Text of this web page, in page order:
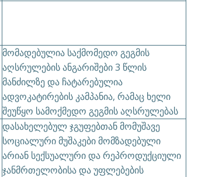
მომადებულია საქმომედო გეგმის
აღსრულების ანგარიშები 3 წლის
მანძილზე და ჩატარებულია
ადვოკატირების კამპანია, რამაც ხელი
შეუწყო სამოქმედო გეგმის აღსრულებას
დასახელებულ ჯგუფებთან მომუშავე
სოციალური მუშაკები მომზადებული
არიან სექსუალური და რეპროდუქციული
ჯანმრთელობისა და უფლებების